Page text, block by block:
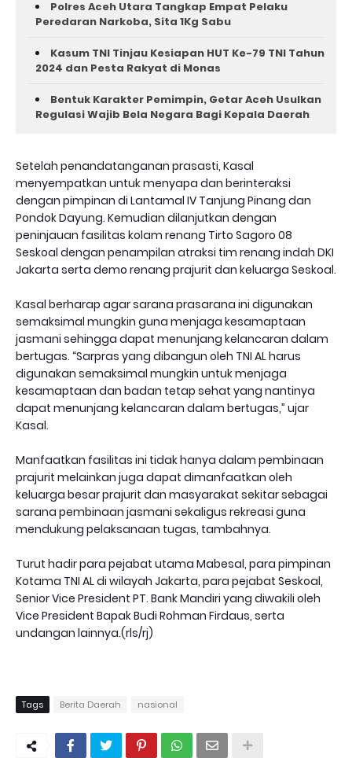
Polres Aceh Utara Tangkap Empat Pelaku
Peredaran Narkoba, Sita 1Kg Sabu
Kasum TNI Tinjau Kesiapan HUT Ke-79 TNI Tahun
2024 dan Pesta Rakyat di Monas
Bentuk Karakter Pemimpin, Getar Aceh Usulkan
Regulasi Wajib Bela Negara Bagi Kepala Daerah
Setelah penandatanganan prasasti, Kasal
menyempatkan untuk menyapa dan berinteraksi
dengan pimpinan di Lantamal IV Tanjung Pinang dan
Pondok Dayung. Kemudian dilanjutkan dengan
peninjauan fasilitas kolam renang Tirto Sagoro 08
Seskoal dengan penampilan atraksi tim renang indah DKI
Jakarta serta demo renang prajurit dan keluarga Seskoal.
Kasal berharap agar sarana prasarana ini digunakan
semaksimal mungkin guna menjaga kesamaptaan
jasmani sehingga dapat menunjang kelancaran dalam
bertugas. “Sarpras yang dibangun oleh TNI AL harus
digunakan semaksimal mungkin untuk menjaga
kesamaptaan dan badan tetap sehat yang nantinya
dapat menunjang kelancaran dalam bertugas,” ujar
Kasal.
Manfaatkan fasilitas ini tidak hanya dalam pembinaan
prajurit melainkan juga dapat dimanfaatkan oleh
keluarga besar prajurit dan masyarakat sekitar sebagai
sarana pembinaan jasmani sekaligus rekreasi guna
mendukung pelaksanaan tugas, tambahnya.
Turut hadir para pejabat utama Mabesal, para pimpinan
Kotama TNI AL di wilayah Jakarta, para pejabat Seskoal,
Senior Vice President PT. Bank Mandiri yang diwakili oleh
Vice President Bapak Budi Rohman Firdaus, serta
undangan lainnya.(rls/rj)
Tags Berita Daerah nasional